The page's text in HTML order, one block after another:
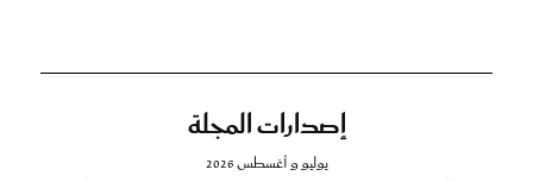
إصدارات المجلة
يوليو و أغسطس 2026